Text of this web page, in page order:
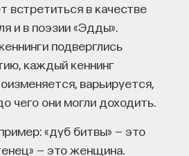
встретиться в качестве
и в поэзии «Эдды».
подверглись
каждый кеннинг
варьируется,
чего они могли доходить.
«дуб битвы» — это
— это женщина.